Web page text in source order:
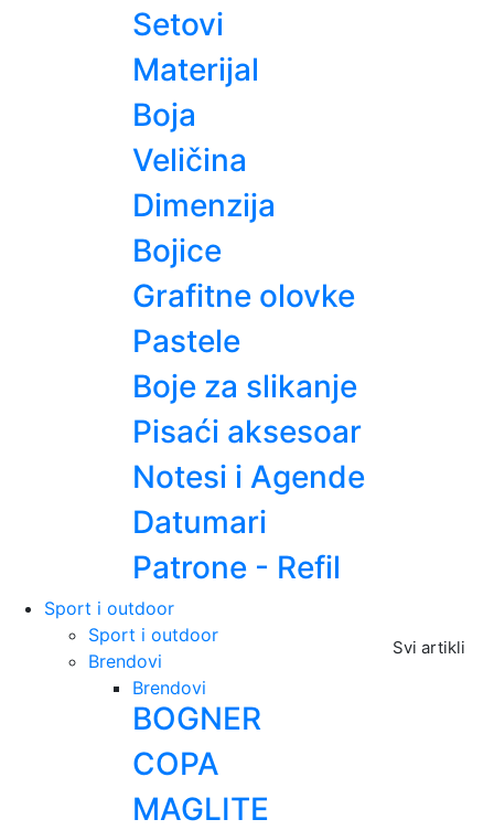
Setovi
Materijal
Boja
Veličina
Dimenzija
Bojice
Grafitne olovke
Pastele
Boje za slikanje
Pisaći aksesoar
Notesi i Agende
Datumari
Patrone - Refil
Sport i outdoor
Svi artikli
Sport i outdoor
Brendovi
Brendovi
BOGNER
COPA
MAGLITE